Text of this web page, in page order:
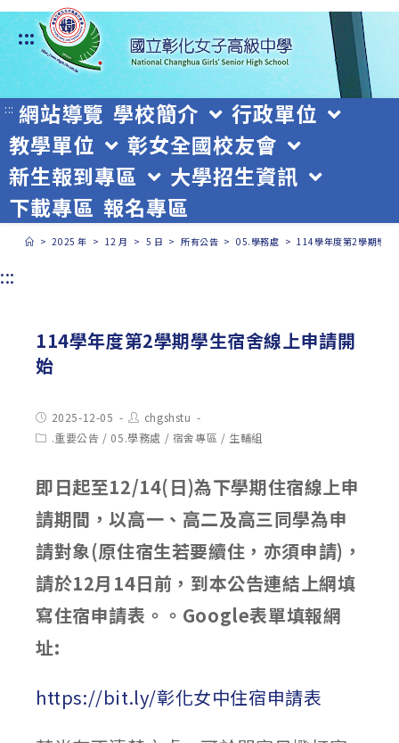
跳
轉
至
主
要
內
容
:::
::: 網站導覽 學校簡介
行政單位
教學單位
彰女全國校友會
新生報到專區
大學招生資訊
下載專區 報名專區
> 2025 年 > 12 月 > 5 日 > 所有公告 > 05.學務處 > 114學年度第2學期學生
:::
114學年度第2學期學生宿舍線上申請開
始
Post
published:
2025-12-05
Post
author:
chgshstu
Post.重要公告 / 05.學務處 / 宿舍專區 / 生輔組
即日起至12/14(日)為下學期住宿線上申
請期間，以高一、高二及高三同學為申
請對象(原住宿生若要續住，亦須申請)，
請於12月14日前，到本公告連結上網填
寫住宿申請表。。Google表單填報網
址:
https://bit.ly/彰化女中住宿申請表